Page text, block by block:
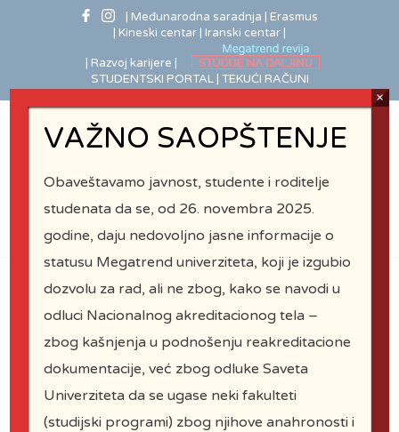
| Međunarodna saradnja
| Erasmus
| Kineski centar
| Iranski centar |
| Razvoj karijere |
STUDENTSKI PORTAL | TEKUĆI RAČUNI
Istaknuti
profesori
VAŽNO SAOPŠTENJE
Obaveštavamo javnost, studente i roditelje
studenata da se, od 26. novembra 2025.
godine, daju nedovoljno jasne informacije o
statusu Megatrend univerziteta, koji je izgubio
dozvolu za rad, ali ne zbog, kako se navodi u
odluci Nacionalnog akreditacionog tela –
zbog kašnjenja u podnošenju reakreditacione
dokumentacije, već zbog odluke Saveta
Univerziteta da se ugase neki fakulteti
(studijski programi) zbog njihove anahronosti i
×